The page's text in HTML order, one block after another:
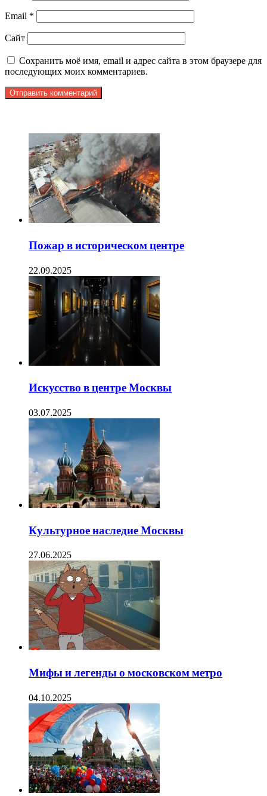
Email *
Сайт
Сохранить моё имя, email и адрес сайта в этом браузере для
последующих моих комментариев.
Пожар в историческом центре
22.09.2025
Искусство в центре Москвы
03.07.2025
Культурное наследие Москвы
27.06.2025
Мифы и легенды о московском метро
04.10.2025